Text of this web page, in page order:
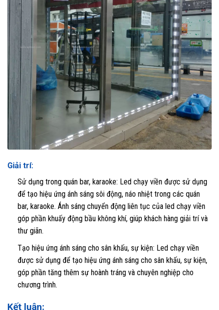
Giải trí:
Sử dụng trong quán bar, karaoke: Led chạy viền được sử dụng
để tạo hiệu ứng ánh sáng sôi động, náo nhiệt trong các quán
bar, karaoke. Ánh sáng chuyển động liên tục của led chạy viền
góp phần khuấy động bầu không khí, giúp khách hàng giải trí và
thư giãn.
Tạo hiệu ứng ánh sáng cho sân khấu, sự kiện: Led chạy viền
được sử dụng để tạo hiệu ứng ánh sáng cho sân khấu, sự kiện,
góp phần tăng thêm sự hoành tráng và chuyên nghiệp cho
chương trình.
Kết luận: